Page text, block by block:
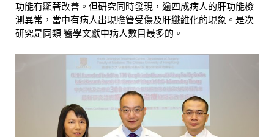
功能有顯著改善。但研究同時發現，逾四成病人的肝功能檢
測異常，當中有病人出現膽管受傷及肝纖維化的現象。是次
研究是同類 醫學文獻中病人數目最多的。